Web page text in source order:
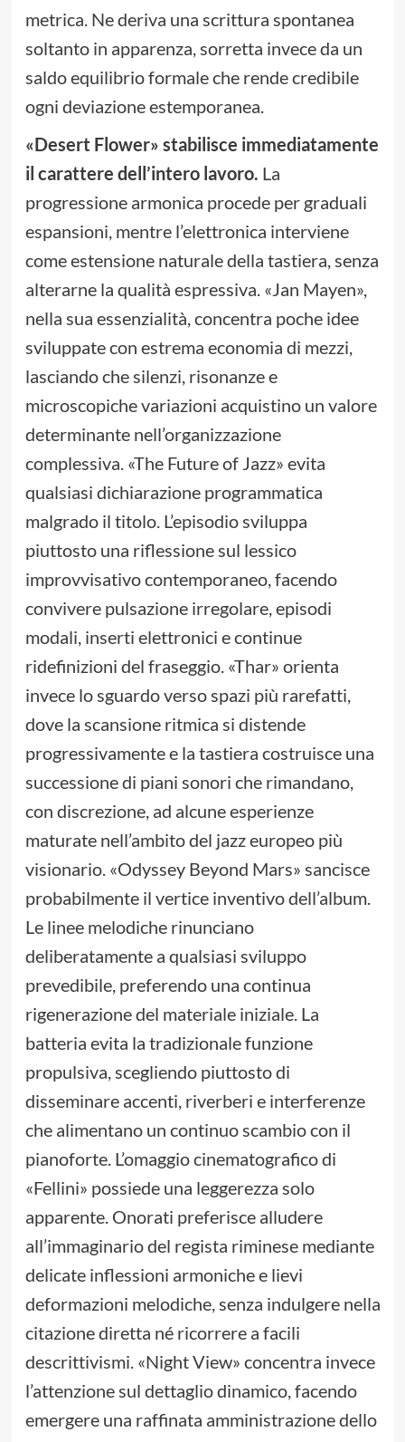
metrica. Ne deriva una scrittura spontanea
soltanto in apparenza, sorretta invece da un
saldo equilibrio formale che rende credibile
ogni deviazione estemporanea.
«Desert Flower» stabilisce immediatamente
il carattere dell’intero lavoro. La
progressione armonica procede per graduali
espansioni, mentre l’elettronica interviene
come estensione naturale della tastiera, senza
alterarne la qualità espressiva. «Jan Mayen»,
nella sua essenzialità, concentra poche idee
sviluppate con estrema economia di mezzi,
lasciando che silenzi, risonanze e
microscopiche variazioni acquistino un valore
determinante nell’organizzazione
complessiva. «The Future of Jazz» evita
qualsiasi dichiarazione programmatica
malgrado il titolo. L’episodio sviluppa
piuttosto una riflessione sul lessico
improvvisativo contemporaneo, facendo
convivere pulsazione irregolare, episodi
modali, inserti elettronici e continue
ridefinizioni del fraseggio. «Thar» orienta
invece lo sguardo verso spazi più rarefatti,
dove la scansione ritmica si distende
progressivamente e la tastiera costruisce una
successione di piani sonori che rimandano,
con discrezione, ad alcune esperienze
maturate nell’ambito del jazz europeo più
visionario. «Odyssey Beyond Mars» sancisce
probabilmente il vertice inventivo dell’album.
Le linee melodiche rinunciano
deliberatamente a qualsiasi sviluppo
prevedibile, preferendo una continua
rigenerazione del materiale iniziale. La
batteria evita la tradizionale funzione
propulsiva, scegliendo piuttosto di
disseminare accenti, riverberi e interferenze
che alimentano un continuo scambio con il
pianoforte. L’omaggio cinematografico di
«Fellini» possiede una leggerezza solo
apparente. Onorati preferisce alludere
all’immaginario del regista riminese mediante
delicate inflessioni armoniche e lievi
deformazioni melodiche, senza indulgere nella
citazione diretta né ricorrere a facili
descrittivismi. «Night View» concentra invece
l’attenzione sul dettaglio dinamico, facendo
emergere una raffinata amministrazione dello